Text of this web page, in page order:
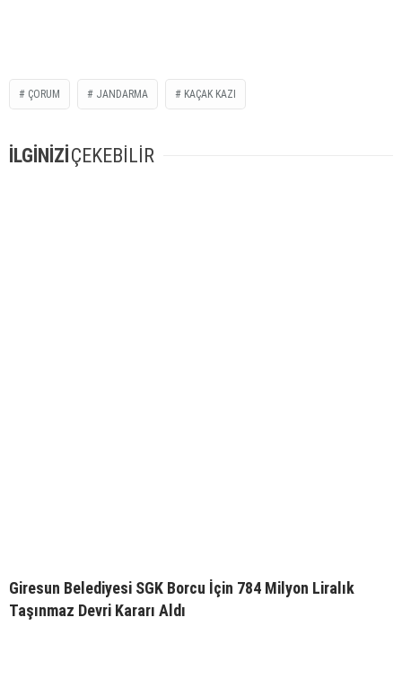
ÇORUM JANDARMA KAÇAK KAZI
İLGİNİZİÇEKEBİLİR
Giresun Belediyesi SGK Borcu İçin 784 Milyon Liralık
Taşınmaz Devri Kararı Aldı